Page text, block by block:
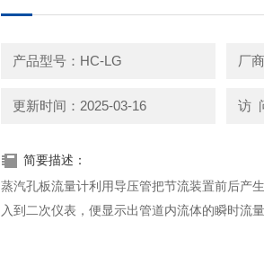
产品型号：HC-LG 厂
更新时间：2025-03-16 访
简要描述：
蒸汽孔板流量计利用导压管把节流装置前后产
入到二次仪表，便显示出管道内流体的瞬时流量